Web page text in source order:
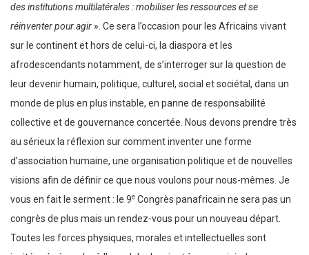
des institutions multilatérales : mobiliser les ressources et se
réinventer pour agir ». Ce sera l’occasion pour les Africains vivant
sur le continent et hors de celui-ci, la diaspora et les
afrodescendants notamment, de s’interroger sur la question de
leur devenir humain, politique, culturel, social et sociétal, dans un
monde de plus en plus instable, en panne de responsabilité
collective et de gouvernance concertée. Nous devons prendre très
au sérieux la réflexion sur comment inventer une forme
d’association humaine, une organisation politique et de nouvelles
visions afin de définir ce que nous voulons pour nous-mêmes. Je
vous en fait le serment : le 9e Congrès panafricain ne sera pas un
congrès de plus mais un rendez-vous pour un nouveau départ.
Toutes les forces physiques, morales et intellectuelles sont